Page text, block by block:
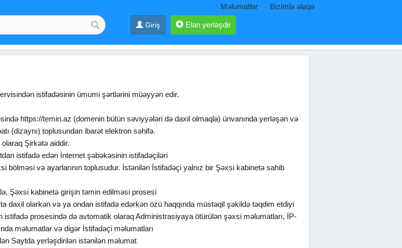
Məlumatlar Bizimlə əlaqə
Giriş Elan yerləşdir
istifadəsinin ümumi şərtlərini müəyyən edir.
https://temiri.az (domenin bütün səviyyələri də daxil olmaqla) ünvanında yerləşən və
(dizaynı) toplusundan ibarət elektron səhifə.
Şirkətə aiddir.
istifadə edən İnternet şəbəkəsinin istifadəçiləri
bölməsi və ayarlarının toplusudur. İstənilən İstifadəçi yalnız bir Şəxsi kabinetə sahib
Şəxsi kabinetə girişin təmin edilməsi prosesi
daxil olarkən və ya ondan istifadə edərkən özü haqqında müstəqil şəkildə təqdim etdiyi
prosesində də avtomatik olaraq Administrasiyaya ötürülən şəxsi məlumatları, İP-
məlumatlar və digər İstifadəçi məlumatları
Saytda yerləşdirilən istənilən məlumat